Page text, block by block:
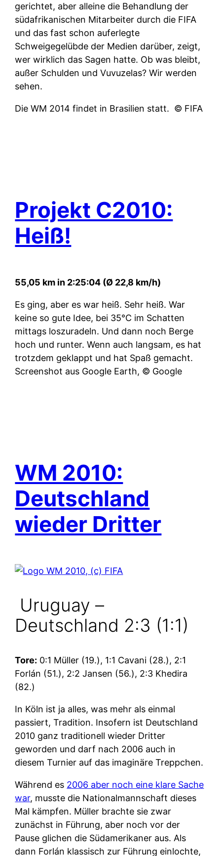
gerichtet, aber alleine die Behandlung der
südafrikanischen Mitarbeiter durch die FIFA
und das fast schon auferlegte
Schweigegelübde der Medien darüber, zeigt,
wer wirklich das Sagen hatte. Ob was bleibt,
außer Schulden und Vuvuzelas? Wir werden
sehen.
Die WM 2014 findet in Brasilien statt. © FIFA
Projekt C2010:
Heiß!
55,05 km in 2:25:04 (Ø 22,8 km/h)
Es ging, aber es war heiß. Sehr heiß. War
keine so gute Idee, bei 35°C im Schatten
mittags loszuradeln. Und dann noch Berge
hoch und runter. Wenn auch langsam, es hat
trotzdem geklappt und hat Spaß gemacht.
Screenshot aus Google Earth, © Google
WM 2010:
Deutschland
wieder Dritter
Uruguay –
Deutschland 2:3 (1:1)
Tore: 0:1 Müller (19.), 1:1 Cavani (28.), 2:1
Forlán (51.), 2:2 Jansen (56.), 2:3 Khedira
(82.)
In Köln ist ja alles, was mehr als einmal
passiert, Tradition. Insofern ist Deutschland
2010 ganz traditionell wieder Dritter
geworden und darf nach 2006 auch in
diesem Turnier auf das imaginäre Treppchen.
Während es 2006 aber noch eine klare Sache
war, musste die Nationalmannschaft dieses
Mal kämpfen. Müller brachte sie zwar
zunächst in Führung, aber noch vor der
Pause glichen die Südamerikaner aus. Als
dann Forlán klassisch zur Führung einlochte,